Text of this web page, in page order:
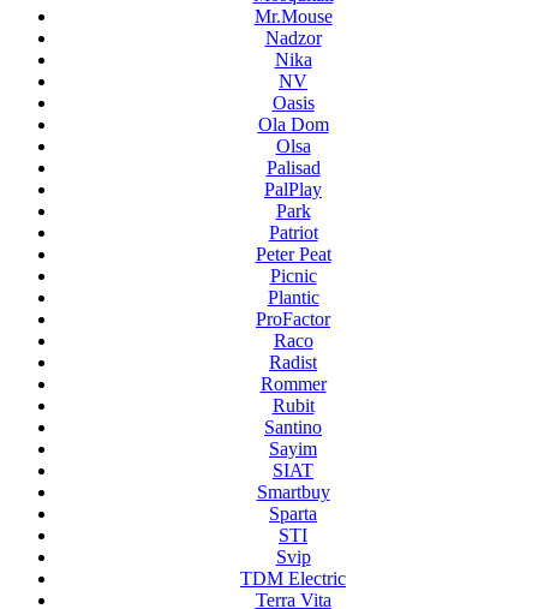
Mr.Mouse
Nadzor
Nika
NV
Oasis
Ola Dom
Olsa
Palisad
PalPlay
Park
Patriot
Peter Peat
Picnic
Plantic
ProFactor
Raco
Radist
Rommer
Rubit
Santino
Sayim
SIAT
Smartbuy
Sparta
STI
Svip
TDM Electric
Terra Vita